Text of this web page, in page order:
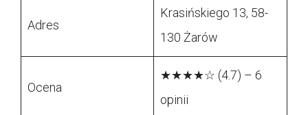
Adres
Krasińskiego 13, 58-
130 Żarów
Ocena
★★★★☆ (4.7) – 6
opinii